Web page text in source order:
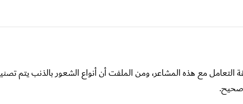
مع هذه المشاعر، ومن الملفت أن أنواع الشعور بالذنب يتم
صحيح.